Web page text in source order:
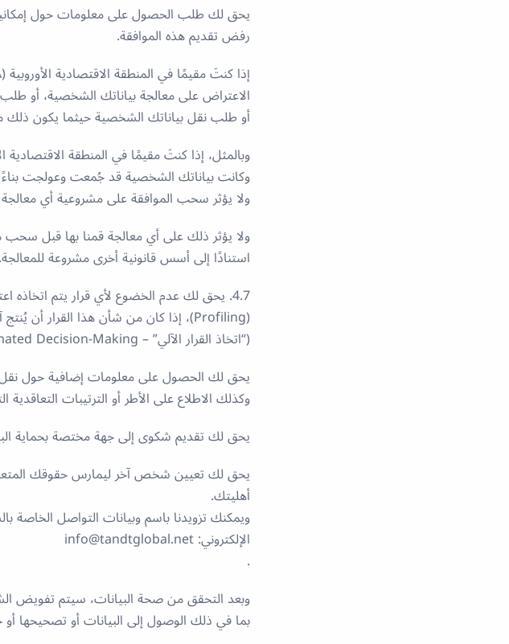
يحق لك طلب الحصول على معلومات حول إمكانية
رفض تقديم هذه الموافقة.
الاعتراض على معالجة بياناتك الشخصية، أو
أو طلب نقل بياناتك الشخصية حيثما يكون ذلك
وكانت بياناتك الشخصية قد جُمعت وعولجت
ولا يؤثر سحب الموافقة على مشروعية أي
ولا يؤثر ذلك على أي معالجة قمنا بها قبل سحب
استنادًا إلى أسس قانونية أخرى مشروعة للمعالجة.
4.7. يحق لك عدم الخضوع لأي قرار يتم اتخاذه
(Profiling)، إذا كان من شأن هذا القرار أن يُنتج آثارًا قانونية عليك أو يؤثر عليك بشكل جوهري
(“اتخاذ القرار الآلي” – Automated Decision-Making).
يحق لك الحصول على معلومات إضافية حول نقل
وكذلك الاطلاع على الأطر أو الترتيبات
يحق لك تقديم شكوى إلى جهة مختصة بحماية
يحق لك تعيين شخص آخر ليمارس حقوقك
أهليتك.
ويمكنك تزويدنا باسم وبيانات التواصل الخاصة
الإلكتروني: info@tandtglobal.net
.
وبعد التحقق من صحة البيانات، سيتم تفويض
بما في ذلك الوصول إلى البيانات أو تصحيحها